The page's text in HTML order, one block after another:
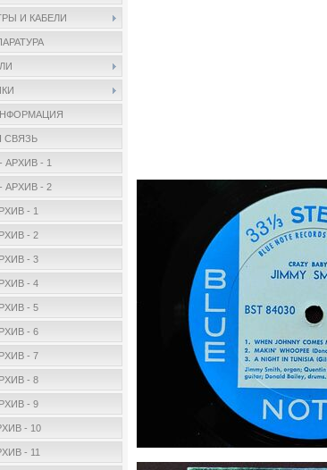
И КАБЕЛИ
СВЯЗЬ
АРХИВ - 1
АРХИВ - 2
- 1
- 2
- 3
- 4
- 5
- 6
- 7
- 8
- 9
- 10
- 11